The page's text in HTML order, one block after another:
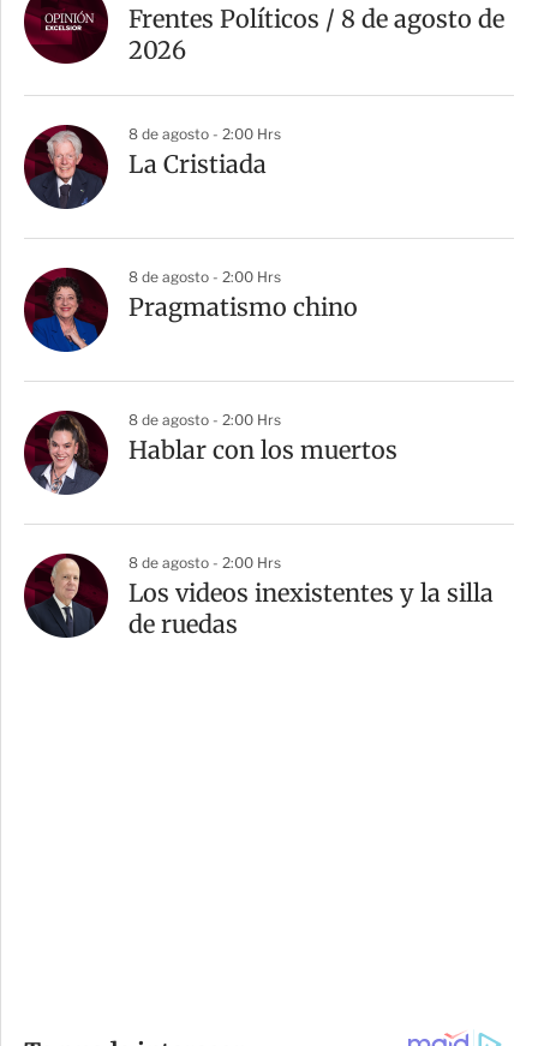
Frentes Políticos / 8 de agosto de
2026
8 de agosto - 2:00 Hrs
La Cristiada
8 de agosto - 2:00 Hrs
Pragmatismo chino
8 de agosto - 2:00 Hrs
Hablar con los muertos
8 de agosto - 2:00 Hrs
Los videos inexistentes y la silla
de ruedas